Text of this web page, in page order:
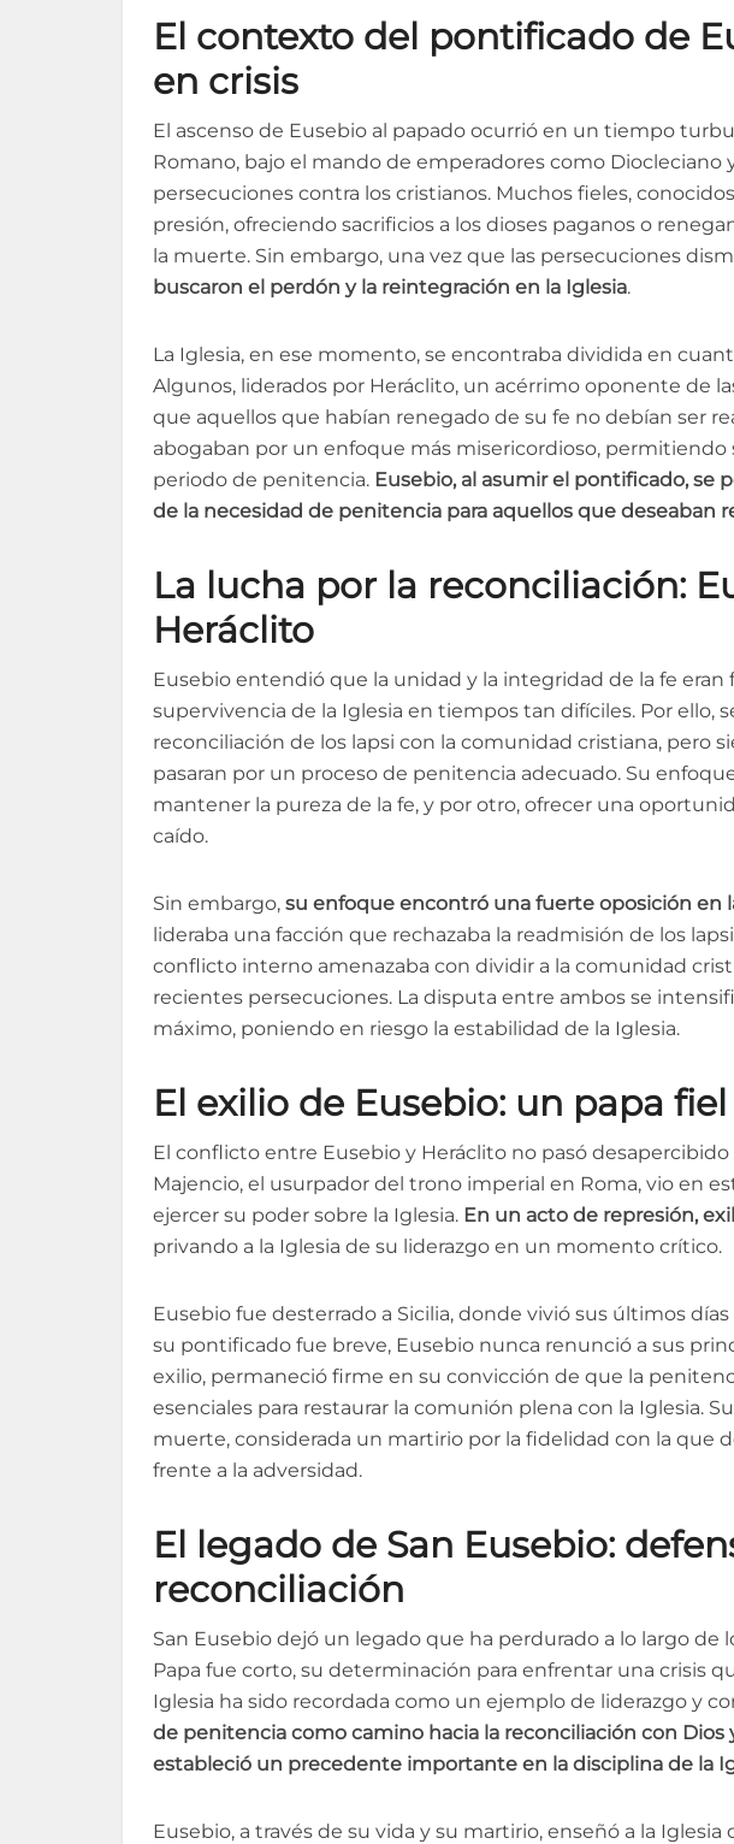
El contexto del pontificado de
en crisis
El ascenso de Eusebio al papado ocurrió en un tiempo
Romano, bajo el mando de emperadores como Diocleciano
persecuciones contra los cristianos. Muchos fieles,
presión, ofreciendo sacrificios a los dioses paganos o
la muerte. Sin embargo, una vez que las persecuciones
buscaron el perdón y la reintegración en la Iglesia.
La Iglesia, en ese momento, se encontraba dividida en
Algunos, liderados por Heráclito, un acérrimo oponente de
que aquellos que habían renegado de su fe no debían ser
abogaban por un enfoque más misericordioso,
periodo de penitencia. Eusebio, al asumir el pontificado, se
de la necesidad de penitencia para aquellos que deseaban
La lucha por la reconciliación:
Heráclito
Eusebio entendió que la unidad y la integridad de la fe eran
supervivencia de la Iglesia en tiempos tan difíciles. Por ello,
reconciliación de los lapsi con la comunidad cristiana, pero
pasaran por un proceso de penitencia adecuado. Su
mantener la pureza de la fe, y por otro, ofrecer una
caído.
Sin embargo, su enfoque encontró una fuerte oposición en
lideraba una facción que rechazaba la readmisión de los
conflicto interno amenazaba con dividir a la comunidad
recientes persecuciones. La disputa entre ambos se
máximo, poniendo en riesgo la estabilidad de la Iglesia.
El exilio de Eusebio: un papa
El conflicto entre Eusebio y Heráclito no pasó desapercibido
Majencio, el usurpador del trono imperial en Roma, vio en
ejercer su poder sobre la Iglesia. En un acto de represión,
privando a la Iglesia de su liderazgo en un momento crítico.
Eusebio fue desterrado a Sicilia, donde vivió sus últimos
su pontificado fue breve, Eusebio nunca renunció a sus
exilio, permaneció firme en su convicción de que la
esenciales para restaurar la comunión plena con la Iglesia.
muerte, considerada un martirio por la fidelidad con la que
frente a la adversidad.
El legado de San Eusebio:
reconciliación
San Eusebio dejó un legado que ha perdurado a lo largo
Papa fue corto, su determinación para enfrentar una crisis
Iglesia ha sido recordada como un ejemplo de liderazgo y
de penitencia como camino hacia la reconciliación con Dios
estableció un precedente importante en la disciplina de la
Eusebio, a través de su vida y su martirio, enseñó a la